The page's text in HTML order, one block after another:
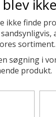
ikke finde
sortiment.
søgning i
produkt.